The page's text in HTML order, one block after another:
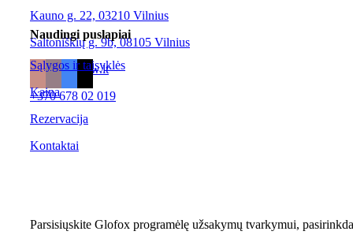
Kauno g. 22, 03210 Vilnius
Saltoniškių g. 9b, 08105 Vilnius
info@hotflow.lt
+370 678 02 019
Naudingi puslapiai
Sąlygos ir taisyklės
Kaina
Rezervacija
Kontaktai
Parsisiųskite Glofox programėlę užsakymų tvarkymui,